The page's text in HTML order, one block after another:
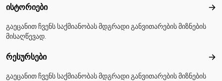
ისტორიები
გაეცანით ჩვენს საქმიანობას მდგრადი განვითარების მიზნების
მისაღწევად.
რესურსები
გაეცანით ჩვენს საქმიანობას მდგრადი განვითარების მიზნების